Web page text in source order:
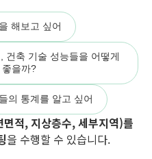
해보고 싶어
건축 기술 성능들을 어떻게
좋을까?
의 통계를 알고 싶어
적, 지상층수, 세부지역)를
을 수행할 수 있습니다.